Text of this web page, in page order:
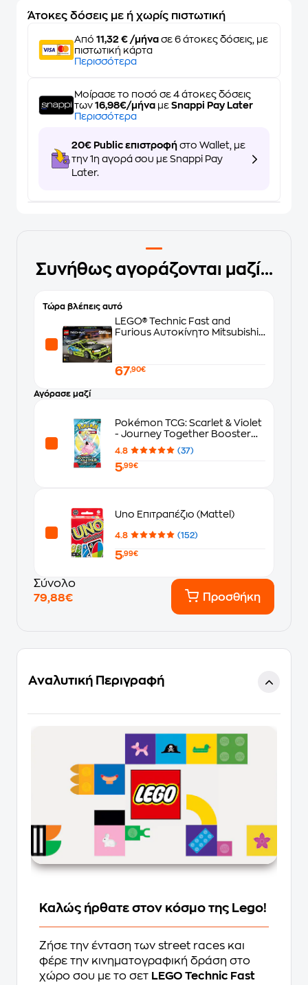
Άτοκες δόσεις με ή χωρίς πιστωτική
Από 11,32 € /μήνα σε 6 άτοκες δόσεις, με
πιστωτική κάρτα
Περισσότερα
Μοίρασε το ποσό σε 4 άτοκες δόσεις
των 16,98€/μήνα με Snappi Pay Later
Περισσότερα
20€ Public επιστροφή στο Wallet, με
την 1η αγορά σου με Snappi Pay
Later.
Συνήθως αγοράζονται μαζί...
Τώρα βλέπεις αυτό
LEGO® Technic Fast and
Furious Αυτοκίνητο Mitsubishi
67,90€
Αγόρασε μαζί
Pokémon TCG: Scarlet & Violet
- Journey Together Booster
Blister
4.8 (37)
5,99€
Uno Επιτραπέζιο (Mattel)
4.8 (152)
5,99€
Σύνολο
79,88€
Προσθήκη
Αναλυτική Περιγραφή
Καλώς ήρθατε στον κόσμο της Lego!
Ζήσε την ένταση των street races και
φέρε την κινηματογραφική δράση στο
χώρο σου με το σετ LEGO Technic Fast